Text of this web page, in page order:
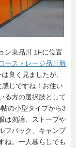
ン東品川 1Fに位置
ーストレージ品川新
良く見ましたが、
じですね！お住い
る方の選択肢として
の小型タイプから3
は勿論、ストーブや
フバック、キャンプ
ね。一人暮らしでも